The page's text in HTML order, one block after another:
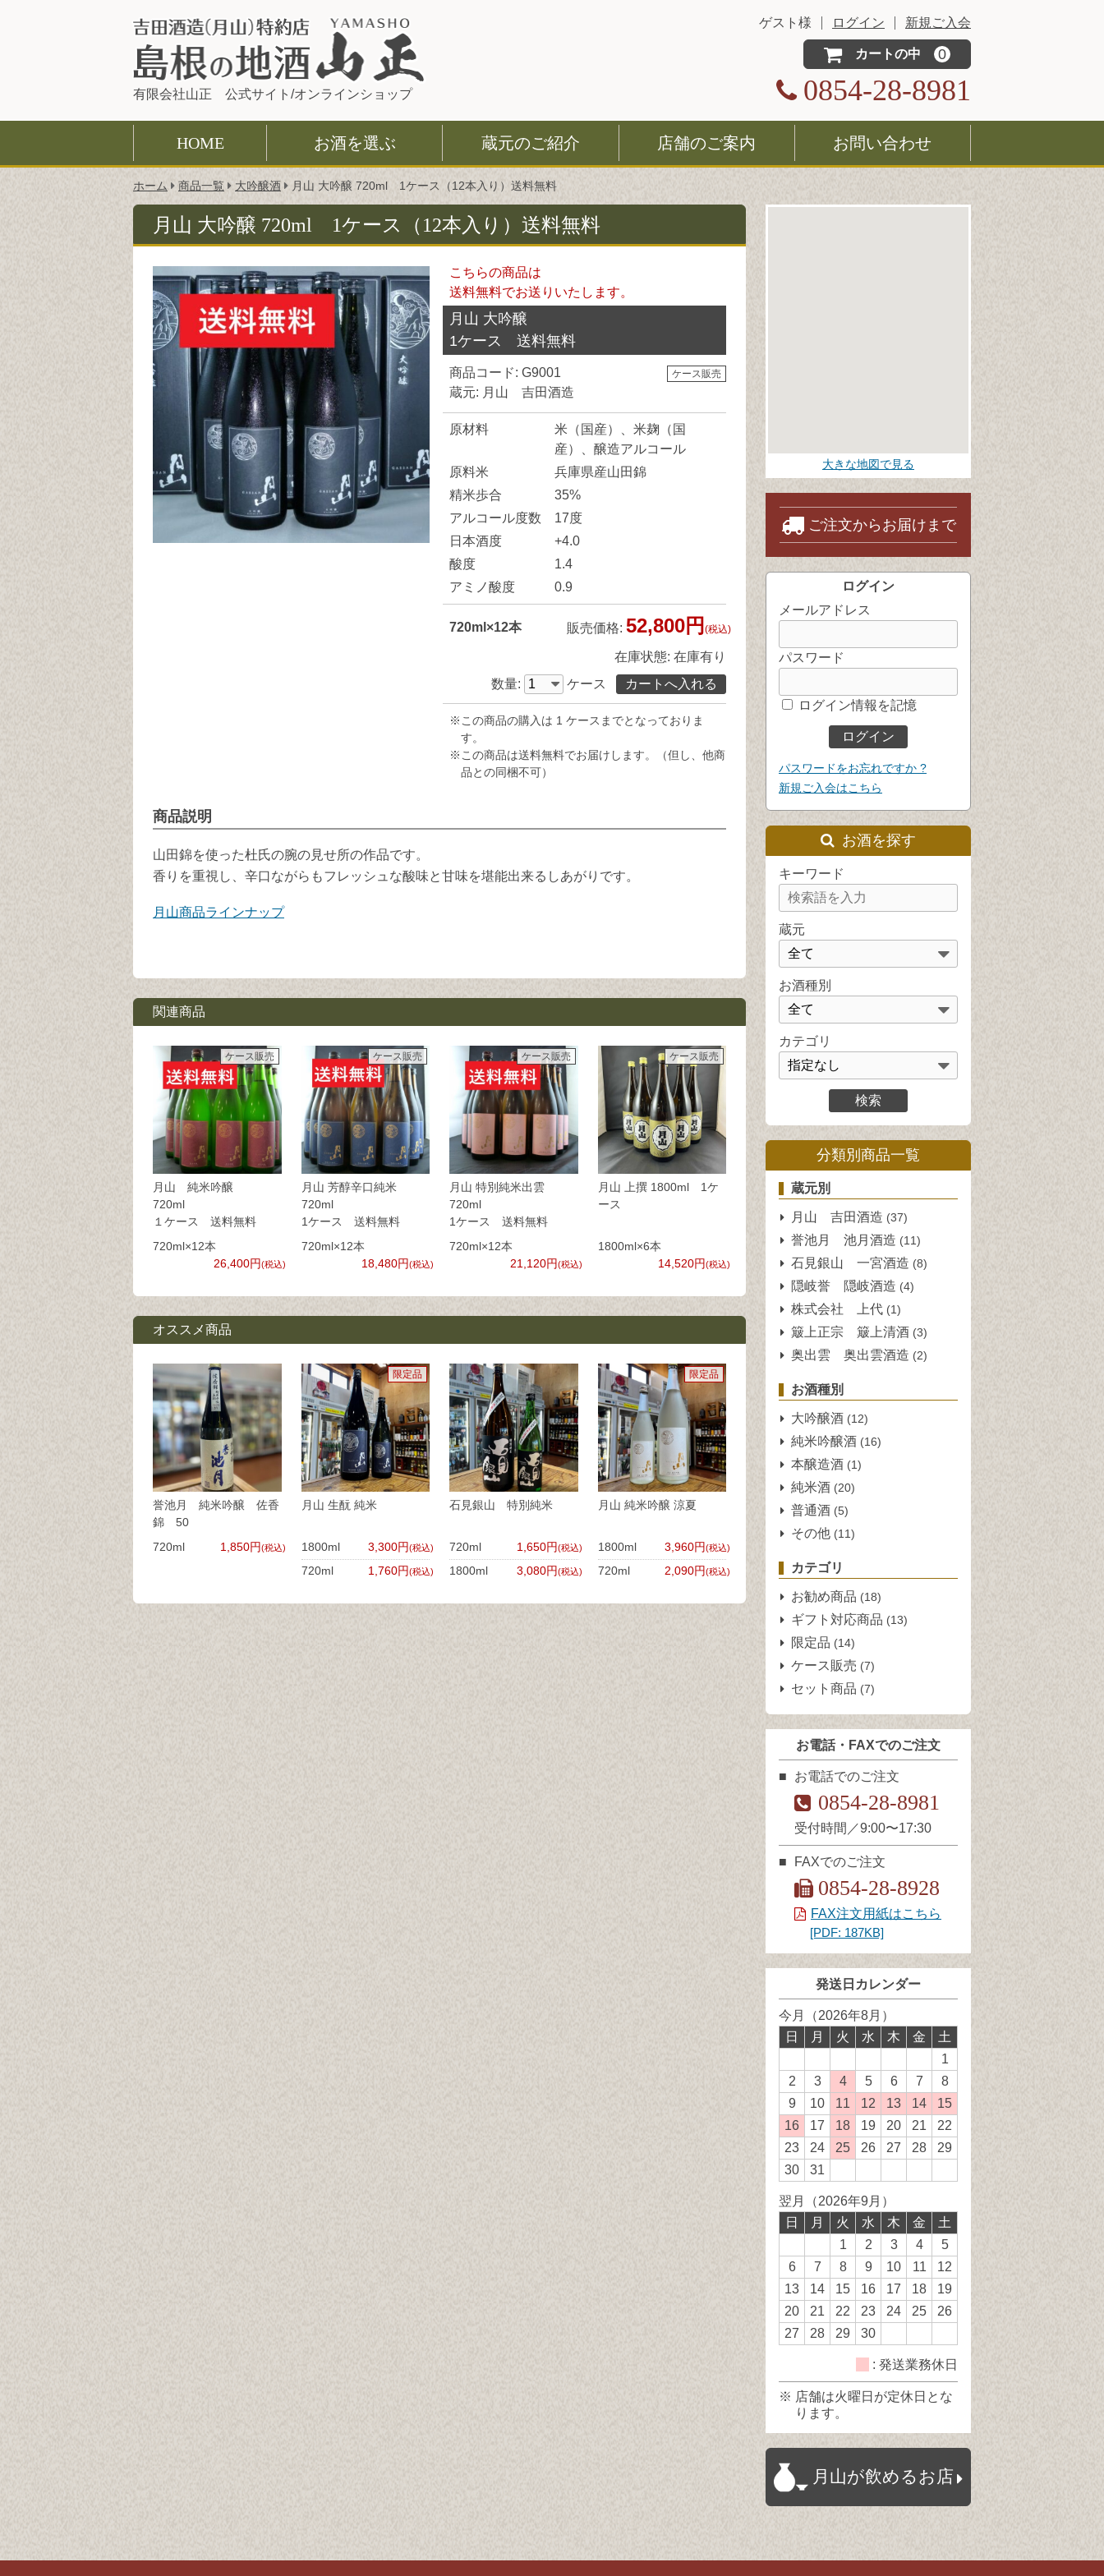
有限会社山正 公式サイト/オンラインショップ
ゲスト様 ログイン 新規ご入会
カートの中 0
0854-28-8981
HOME お酒を選ぶ 蔵元のご紹介 店舗のご案内 お問い合わせ
こ
の
ホーム 商品一覧 大吟醸酒 月山 大吟醸 720ml 1ケース（12本入り）送料無料
月山 大吟醸 720ml 1ケース（12本入り）送料無料
こちらの商品は
送料無料でお送りいたします。
月山 大吟醸
1ケース 送料無料
商品コード: G9001
蔵元: 月山 吉田酒造
ケース販売
原材料
米（国産）、米麹（国
産）、醸造アルコール
原料米
兵庫県産山田錦
精米歩合
35%
アルコール度数
17度
日本酒度
+4.0
酸度
1.4
アミノ酸度
0.9
720ml×12本 販売価格: 52,800円 (税込)
在庫状態: 在庫有り
数量:
ケース
※この商品の購入は 1 ケースまでとなっておりま
す。
※この商品は送料無料でお届けします。（但し、他商
品との同梱不可）
商品説明
山田錦を使った杜氏の腕の見せ所の作品です。
香りを重視し、辛口ながらもフレッシュな酸味と甘味を堪能出来るしあがりです。
月山商品ラインナップ
関連商品
月山 純米吟醸
720ml
１ケース 送料無料
ケース販売
720ml×12本
26,400円(税込)
月山 芳醇辛口純米
720ml
1ケース 送料無料
ケース販売
720ml×12本
18,480円(税込)
月山 特別純米出雲
720ml
1ケース 送料無料
ケース販売
720ml×12本
21,120円(税込)
月山 上撰 1800ml 1ケ
ース
ケース販売
1800ml×6本
14,520円(税込)
オススメ商品
誉池月 純米吟醸 佐香
錦 50
720ml
1,850円(税込)
月山 生酛 純米
限定品
1800ml 3,300円(税込)
720ml 1,760円(税込)
石見銀山 特別純米
720ml 1,650円(税込)
1800ml 3,080円(税込)
月山 純米吟醸 涼夏
限定品
1800ml 3,960円(税込)
720ml 2,090円(税込)
大きな地図で見る
ご注文からお届けまで
ログイン
メールアドレス
パスワード
ログイン情報を記憶
パスワードをお忘れですか ?
新規ご入会はこちら
お酒を探す
キーワード
蔵元
お酒種別
カテゴリ
分類別商品一覧
蔵元別
月山 吉田酒造 (37)
誉池月 池月酒造 (11)
石見銀山 一宮酒造 (8)
隠岐誉 隠岐酒造 (4)
株式会社 上代 (1)
簸上正宗 簸上清酒 (3)
奥出雲 奥出雲酒造 (2)
お酒種別
大吟醸酒 (12)
純米吟醸酒 (16)
本醸造酒 (1)
純米酒 (20)
普通酒 (5)
その他 (11)
カテゴリ
お勧め商品 (18)
ギフト対応商品 (13)
限定品 (14)
ケース販売 (7)
セット商品 (7)
お電話・FAXでのご注文
お電話でのご注文
0854-28-8981
受付時間／9:00〜17:30
FAXでのご注文
0854-28-8928
FAX注文用紙はこちら
[PDF: 187KB]
発送日カレンダー
今月（2026年8月）
日
月 火 水 木 金
土
1
2
3 4発
送
業
務
休
日
5 6 7
8
9
10 11 発
送
業
務
休
日
12 発
送
業
務
休
日
13 発
送
業
務
休
14 発
送
業
務
休
15
務
休
16 発
送
業
務
休
日
17 18 発
送
務
休
日
19 20 21
22
23
24 25 発
務
休
26 27 28
29
30
31
翌月（2026年9月）
日
月 火 水 木 金
土
1
2 3 4
5
6
7 8 9 10 11
12
13
14 15 16 17 18
19
20
21 22 23 24 25
26
27
28 29 30
: 発送業務休日
※ 店舗は火曜日が定休日とな
ります。
月山が飲めるお店